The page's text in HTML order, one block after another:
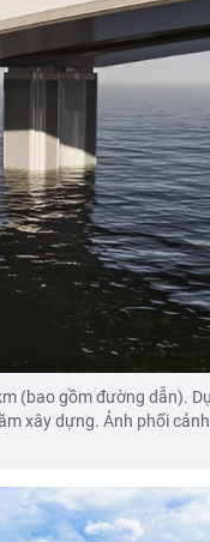
(bao gồm đường dẫn).
xây dựng. Ảnh phối